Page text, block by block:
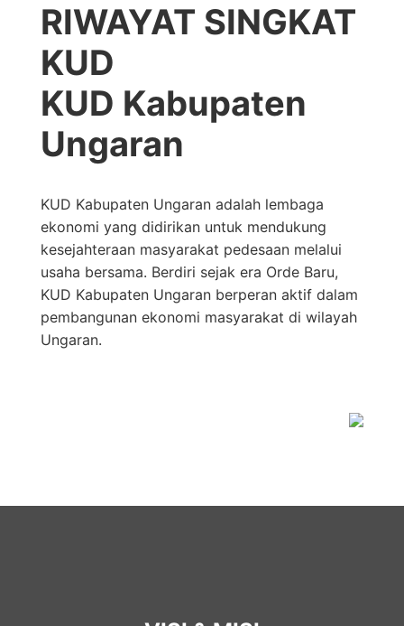
RIWAYAT SINGKAT
KUD
KUD Kabupaten
Ungaran
KUD Kabupaten Ungaran adalah lembaga
ekonomi yang didirikan untuk mendukung
kesejahteraan masyarakat pedesaan melalui
usaha bersama. Berdiri sejak era Orde Baru,
KUD Kabupaten Ungaran berperan aktif dalam
pembangunan ekonomi masyarakat di wilayah
Ungaran.